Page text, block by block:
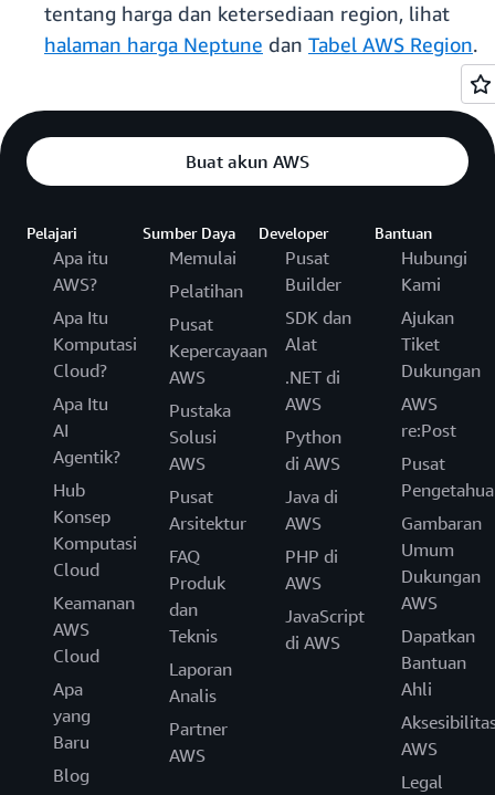
tentang harga dan ketersediaan region, lihat
halaman harga Neptune dan Tabel AWS Region.
Buat akun AWS
Pelajari
Apa itu
AWS?
Apa Itu
Komputasi
Cloud?
Apa Itu
AI
Agentik?
Hub
Konsep
Komputasi
Cloud
Keamanan
AWS
Cloud
Apa
yang
Baru
Blog
Sumber Daya
Memulai
Pelatihan
Pusat
Kepercayaan
AWS
Pustaka
Solusi
AWS
Pusat
Arsitektur
FAQ
Produk
dan
Teknis
Laporan
Analis
Partner
AWS
Developer
Pusat
Builder
SDK dan
Alat
.NET di
AWS
Python
di AWS
Java di
AWS
PHP di
AWS
JavaScript
di AWS
Bantuan
Hubungi
Kami
Ajukan
Tiket
Dukungan
AWS
re:Post
Pusat
Gambaran
Umum
Dukungan
AWS
Dapatkan
Bantuan
Ahli
AWS
Legal